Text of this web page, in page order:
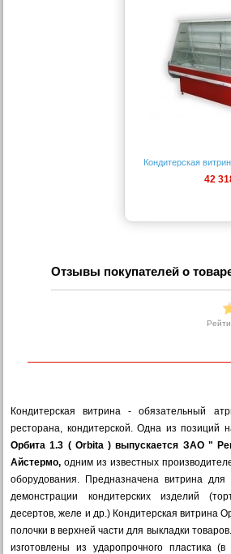
Кондитерская
42
Отзывы покупателей о
Кондитерская витрина - обязательный
ресторана, кондитерской. Одна из позиций
Орбита 1.3 ( Orbita ) выпускается ЗАО "
Айстермо, одним из известных
оборудования. Предназначена витрина
демонстрации кондитерских изделий
десертов, желе и др.) Кондитерская витрина
полочки в верхней части для выкладки
изготовлены из ударопрочного пластика